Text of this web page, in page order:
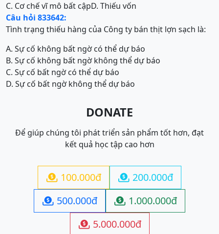
C. Cơ chế vĩ mô bất cậpD. Thiếu vốn
Câu hỏi 833642:
Tình trạng thiếu hàng của Công ty bán thịt lợn sạch là:
A. Sự cố không bất ngờ có thể dự báo
B. Sự cố không bất ngờ không thể dự báo
C. Sự cố bất ngờ có thể dự báo
D. Sự cố bất ngờ không thể dự báo
DONATE
Để giúp chúng tôi phát triển sản phẩm tốt hơn, đạt
kết quả học tập cao hơn
 100.000đ  200.000đ
 500.000đ  1.000.000đ
 5.000.000đ